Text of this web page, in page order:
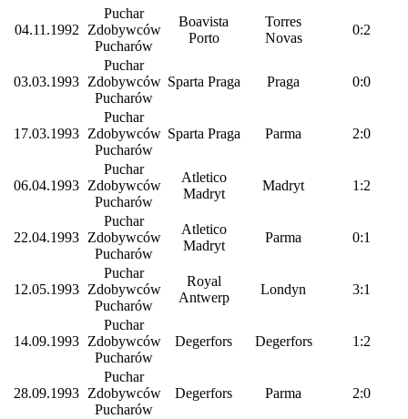
04.11.1992
Puchar
Zdobywców
Pucharów
Boavista
Porto
Torres
Novas
0:2
03.03.1993
Puchar
Zdobywców
Pucharów
Sparta Praga Praga 0:0
17.03.1993
Puchar
Zdobywców
Pucharów
Sparta Praga Parma 2:0
06.04.1993
Puchar
Zdobywców
Pucharów
Atletico
Madryt
Madryt 1:2
22.04.1993
Puchar
Zdobywców
Pucharów
Atletico
Madryt
Parma 0:1
12.05.1993
Puchar
Zdobywców
Pucharów
Royal
Antwerp
Londyn 3:1
14.09.1993
Puchar
Zdobywców
Pucharów
Degerfors Degerfors 1:2
28.09.1993
Puchar
Zdobywców
Pucharów
Degerfors Parma 2:0